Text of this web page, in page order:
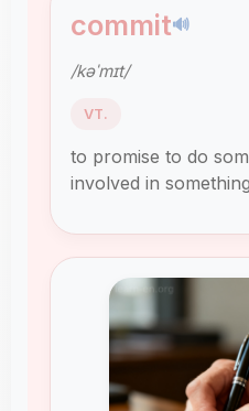
commit🔊
/kəˈmɪt/
VT.
to promise to do
involved in